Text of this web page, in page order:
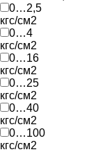
0…2,5
кгс/см2
0…4
кгс/см2
0…16
кгс/см2
0…25
кгс/см2
0…40
кгс/см2
0…100
кгс/см2